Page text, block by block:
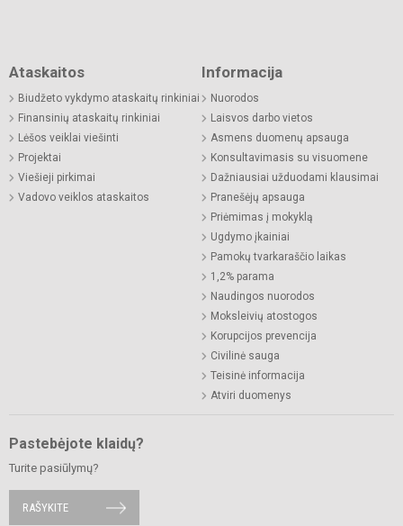
Ataskaitos
Biudžeto vykdymo ataskaitų rinkiniai
Finansinių ataskaitų rinkiniai
Lėšos veiklai viešinti
Projektai
Viešieji pirkimai
Vadovo veiklos ataskaitos
Informacija
Nuorodos
Laisvos darbo vietos
Asmens duomenų apsauga
Konsultavimasis su visuomene
Dažniausiai užduodami klausimai
Pranešėjų apsauga
Priėmimas į mokyklą
Ugdymo įkainiai
Pamokų tvarkaraščio laikas
1,2% parama
Naudingos nuorodos
Moksleivių atostogos
Korupcijos prevencija
Civilinė sauga
Teisinė informacija
Atviri duomenys
Pastebėjote klaidų?
Turite pasiūlymų?
RAŠYKITE